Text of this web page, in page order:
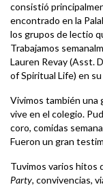
consistió
encontrado en la
los grupos de lectio
Trabajamos
Lauren Revay (Asst.
of Spiritual Life) en
Vivimos también una
vive en el colegio.
coro, comidas
Fueron un gran
Tuvimos varios hitos
Party, convivencias,